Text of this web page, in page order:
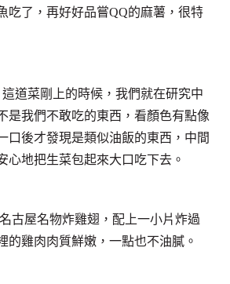
吃了，再好好品嘗QQ的麻薯，很特
這道菜剛上的時候，我們就在研究中
是我們不敢吃的東西，看顏色有點像
口後才發現是類似油飯的東西，中間
心地把生菜包起來大口吃下去。
名古屋名物炸雞翅，配上一小片炸過
的雞肉肉質鮮嫩，一點也不油膩。